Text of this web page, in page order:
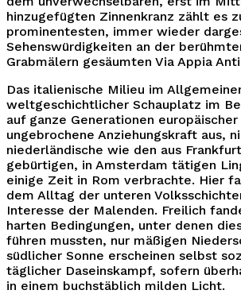
hinzugefügten Zinnenkranz zählt es
prominentesten, immer wieder
Sehenswürdigkeiten an der
Grabmälern gesäumten Via Appia
Das italienische Milieu im
weltgeschichtlicher Schauplatz im
auf ganze Generationen
ungebrochene Anziehungskraft aus,
niederländische wie den aus
gebürtigen, in Amsterdam tätigen
einige Zeit in Rom verbrachte. Hier
dem Alltag der unteren
Interesse der Malenden. Freilich
harten Bedingungen, unter denen
führen mussten, nur mäßigen
südlicher Sonne erscheinen selbst
täglicher Daseinskampf, sofern
in einem buchstäblich milden Licht.